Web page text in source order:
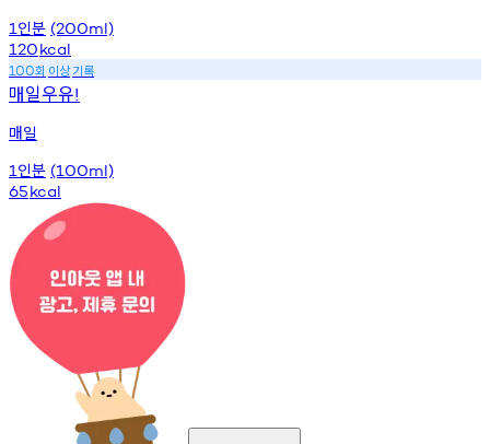
1 인분 (200ml)
120kcal
100회 이상기록
매일우유!
매일
1 인분 (100ml)
65kcal